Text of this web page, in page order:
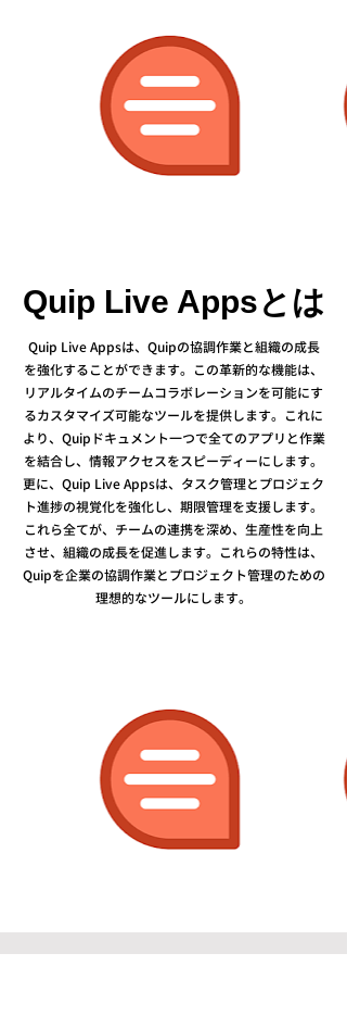
Quip Live Appsとは
Quip Live Appsは、Quipの協調作業と組織の成長
を強化することができます。 この革新的な機能は、
リアルタイムのチームコラボレーションを可能にす
るカスタマイズ可能なツールを提供します。これに
より、Quipドキュメント一つで全てのアプリと作業
を結合し、情報アクセスをスピーディーにします。
更に、Quip Live Appsは、タスク管理とプロジェク
ト進捗の視覚化を強化し、期限管理を支援します。
これら全てが、チームの連携を深め、生産性を向上
させ、組織の成長を促進します。これらの特性は、
Quipを企業の協調作業とプロジェクト管理のための
理想的なツールにします。